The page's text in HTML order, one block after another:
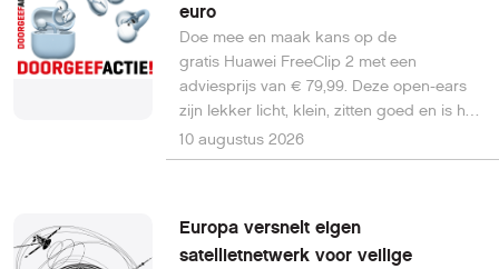
euro
Doe mee en maak kans op de
gratis Huawei FreeClip 2 met een
adviesprijs van € 79,99. Deze open-ears
zijn lekker licht, klein, zitten goed en is het
geluid ook goed. Daarnaast is er een
goede batterijduur en zijn ze goed te
om te installeren voor Android-gebruikers.
1 set getest voor PC-Active 348, de 2e set
10 augustus 2026
Europa versnelt eigen
satellietnetwerk voor veilige